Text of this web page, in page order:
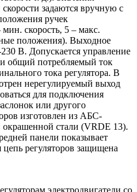
задаются вручную с
ручек
скорость, 5 – макс.
положения). Выходное
В. Допускается управление
общий потребляемый ток
тока регулятора. В
нерегулируемый выход
для подключения
или другого
изготовлен из АБС-
стали (VRDЕ 13).
панели показывает
цепь регуляторов защищена
электродвигатели со